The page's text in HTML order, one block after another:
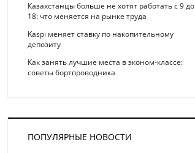
Казахстанцы больше не хотят работать с 9 до
18: что меняется на рынке труда
Kaspi меняет ставку по накопительному
депозиту
Как занять лучшие места в эконом-классе:
советы бортпроводника
ПОПУЛЯРНЫЕ НОВОСТИ